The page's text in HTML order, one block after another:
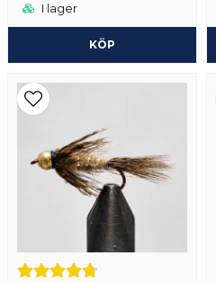
I lager
KÖP